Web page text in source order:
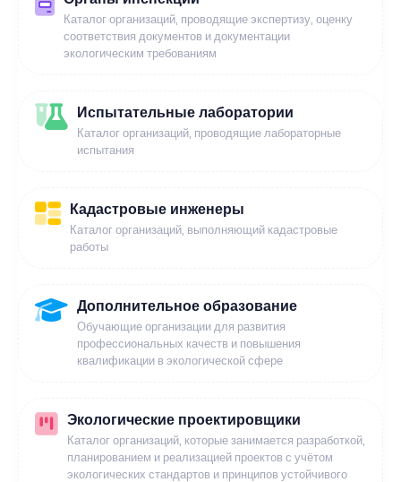
Каталог организаций, проводящие экспертизу, оценку
соответствия документов и документации
экологическим требованиям
Испытательные лаборатории
Каталог организаций, проводящие лабораторные
испытания
Кадастровые инженеры
Каталог организаций, выполняющий кадастровые
работы
Дополнительное образование
Обучающие организации для развития
профессиональных качеств и повышения
квалификации в экологической сфере
Экологические проектировщики
Каталог организаций, которые занимается разработкой,
планированием и реализацией проектов с учётом
экологических стандартов и принципов устойчивого